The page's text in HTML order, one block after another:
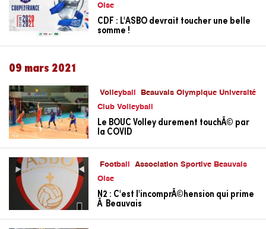
Oise
CDF : L'ASBO devrait toucher une belle
somme !
09 mars 2021
Volleyball
Beauvais Olympique Université
Club Volleyball
Le BOUC Volley durement touchÃ© par
la COVID
Football
Association Sportive Beauvais
Oise
N2 : C'est l'incomprÃ©hension qui prime
Ã Beauvais